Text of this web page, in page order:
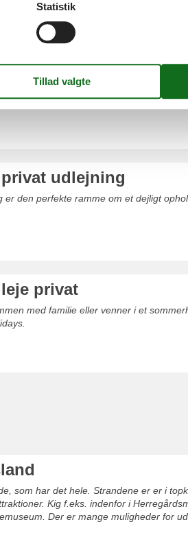
med familie eller venner i et
udlejning
den perfekte ramme om et dejligt
privat
med familie eller venner i et
som har det hele. Strandene er er i
Kig f.eks. indenfor i
Der er mange muligheder for
Statistik